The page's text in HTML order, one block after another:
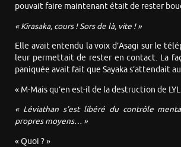
pouvait faire maintenant était de rester
« Kirasaka, cours ! Sors de là, vite ! »
Elle avait entendu la voix d’Asagi sur le
leur permettait de rester en contact. La
paniquée avait fait que Sayaka s’attendait
« M-Mais qu’en est-il de la destruction de LYL
« Léviathan s’est libéré du contrôle
propres moyens… »
« Quoi ? »